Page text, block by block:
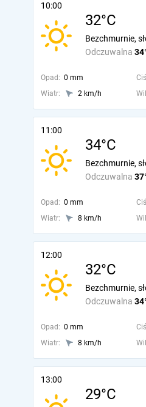
10:00
32°C
Odczuwalna
Bezchmurnie,
Opad: 0 mm
Wiatr:
2 km/h
11:00
34°C
Odczuwalna
Bezchmurnie,
Opad: 0 mm
Wiatr:
8 km/h
12:00
32°C
Odczuwalna
Bezchmurnie,
Opad: 0 mm
Wiatr:
8 km/h
13:00
29°C